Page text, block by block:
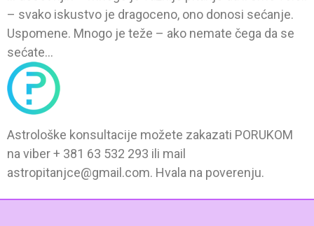
– svako iskustvo je dragoceno, ono donosi sećanje.
Uspomene. Mnogo je teže – ako nemate čega da se
sećate…
Astrološke konsultacije možete zakazati PORUKOM
na viber + 381 63 532 293 ili mail
astropitanjce@gmail.com. Hvala na poverenju.